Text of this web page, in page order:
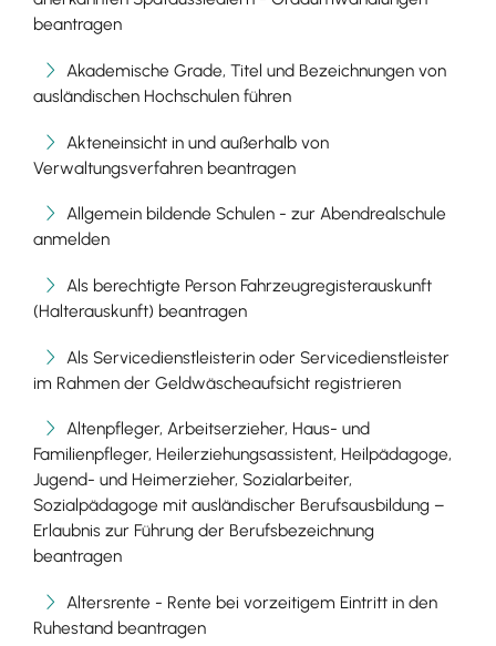
beantragen
Akademische Grade, Titel und Bezeichnungen von
ausländischen Hochschulen führen
Akteneinsicht in und außerhalb von
Verwaltungsverfahren beantragen
Allgemein bildende Schulen - zur Abendrealschule
anmelden
Als berechtigte Person Fahrzeugregisterauskunft
(Halterauskunft) beantragen
Als Servicedienstleisterin oder Servicedienstleister
im Rahmen der Geldwäscheaufsicht registrieren
Altenpfleger, Arbeitserzieher, Haus- und
Familienpfleger, Heilerziehungsassistent, Heilpädagoge,
Jugend- und Heimerzieher, Sozialarbeiter,
Sozialpädagoge mit ausländischer Berufsausbildung –
Erlaubnis zur Führung der Berufsbezeichnung
beantragen
Altersrente - Rente bei vorzeitigem Eintritt in den
Ruhestand beantragen